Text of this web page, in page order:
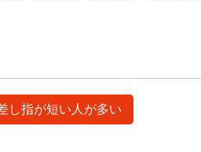
し指が短い人が多い